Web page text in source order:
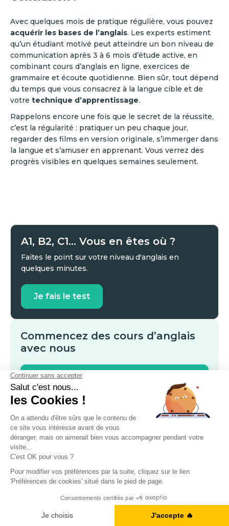
Avec quelques mois de pratique régulière, vous pouvez
acquérir les bases de l’anglais. Les experts estiment
qu’un étudiant motivé peut atteindre un bon niveau de
communication après 3 à 6 mois d’étude active, en
combinant cours d’anglais en ligne, exercices de
grammaire et écoute quotidienne. Bien sûr, tout dépend
du temps que vous consacrez à la langue cible et de
votre technique d’apprentissage.
Rappelons encore une fois que le secret de la réussite,
c’est la régularité : pratiquer un peu chaque jour,
regarder des films en version originale, s’immerger dans
la langue et s’amuser en apprenant. Vous verrez des
progrès visibles en quelques semaines seulement.
A1, B2, C1... Vous en êtes où ?
Faites le point sur votre niveau d'anglais en
quelques minutes.
Je fais le test
Commencez des cours d’anglais
avec nous
Je m'informe gratuitement
AU PROGRAMME
01Test
A1, B2, C1... Vous en êtes où ?
Je fais le test